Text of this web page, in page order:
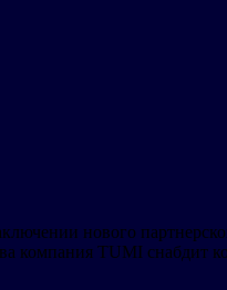
нового
компания TUMI